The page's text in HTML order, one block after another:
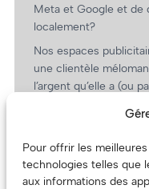
Pour offrir les
technologies telles que
aux informations des
Meta et Google et de
localement?
Nos espaces
une clientèle
l’argent qu’elle a (ou
revient.
(Oui, on va avoir des